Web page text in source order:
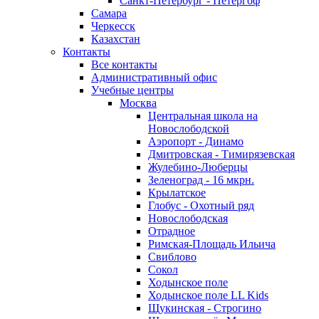
Самара
Черкесск
Казахстан
Контакты
Все контакты
Административный офис
Учебные центры
Москва
Центральная школа на
Новослободской
Аэропорт - Динамо
Дмитровская - Тимирязевская
Жулебино-Люберцы
Зеленоград - 16 мкрн.
Крылатское
Глобус - Охотный ряд
Новослободская
Отрадное
Римская-Площадь Ильича
Свиблово
Сокол
Ходынское поле
Ходынское поле LL Kids
Щукинская - Строгино